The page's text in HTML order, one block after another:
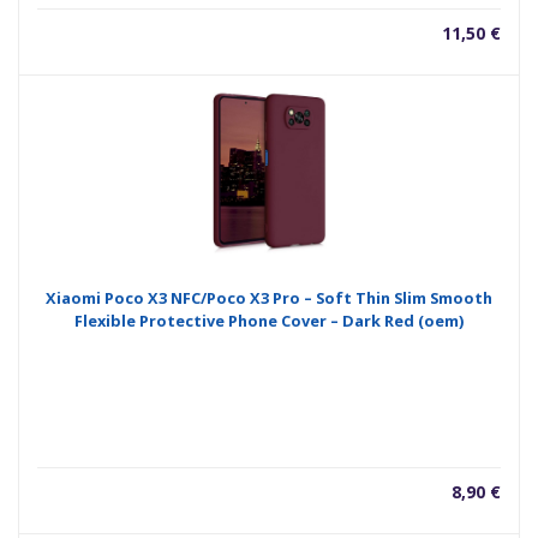
11,50 €
Xiaomi Poco X3 NFC/Poco X3 Pro – Soft Thin Slim Smooth
Flexible Protective Phone Cover – Dark Red (oem)
8,90 €